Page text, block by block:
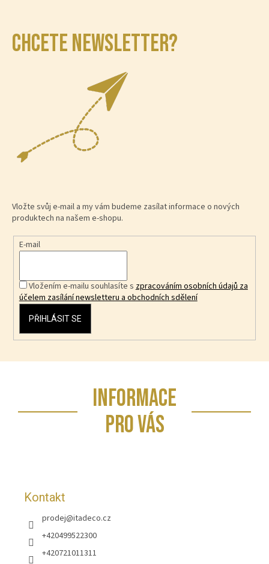
CHCETE NEWSLETTER?
Vložte svůj e-mail a my vám budeme zasílat informace o nových
produktech na našem e-shopu.
E-mail
Vložením e-mailu souhlasíte s zpracováním osobních údajů za
účelem zasílání newsletteru a obchodních sdělení
PŘIHLÁSIT SE
INFORMACE
PRO VÁS
Kontakt
prodej@itadeco.cz
+420499522300
+420721011311